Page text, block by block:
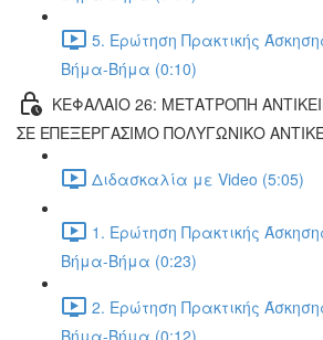
5. Ερώτηση Πρακτικής
Βήμα-Βήμα (0:10)
ΚΕΦΑΛΑΙΟ 26: ΜΕΤΑΤΡΟΠΗ
ΣΕ ΕΠΕΞΕΡΓΑΣΙΜΟ ΠΟΛΥΓΩΝΙΚΟ
Διδασκαλία με Video (5:05)
1. Ερώτηση Πρακτικής
Βήμα-Βήμα (0:23)
2. Ερώτηση Πρακτικής
Βήμα-Βήμα (0:12)